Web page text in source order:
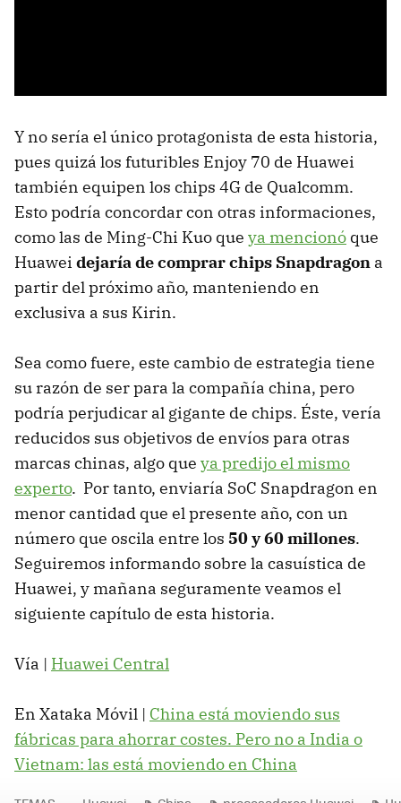
Y no sería el único protagonista de esta historia,
pues quizá los futuribles Enjoy 70 de Huawei
también equipen los chips 4G de Qualcomm.
Esto podría concordar con otras informaciones,
como las de Ming-Chi Kuo que ya mencionó que
Huawei dejaría de comprar chips Snapdragon a
partir del próximo año, manteniendo en
exclusiva a sus Kirin.
Sea como fuere, este cambio de estrategia tiene
su razón de ser para la compañía china, pero
podría perjudicar al gigante de chips. Éste, vería
reducidos sus objetivos de envíos para otras
marcas chinas, algo que ya predijo el mismo
experto. Por tanto, enviaría SoC Snapdragon en
menor cantidad que el presente año, con un
número que oscila entre los 50 y 60 millones.
Seguiremos informando sobre la casuística de
Huawei, y mañana seguramente veamos el
siguiente capítulo de esta historia.
Vía | Huawei Central
En Xataka Móvil | China está moviendo sus
fábricas para ahorrar costes. Pero no a India o
Vietnam: las está moviendo en China